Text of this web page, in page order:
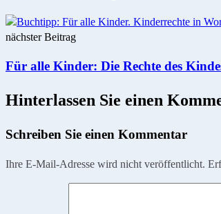
nächster Beitrag
Für alle Kinder: Die Rechte des
Hinterlassen Sie einen
Schreiben Sie einen Kommentar
Ihre E-Mail-Adresse wird nicht veröffentlicht.